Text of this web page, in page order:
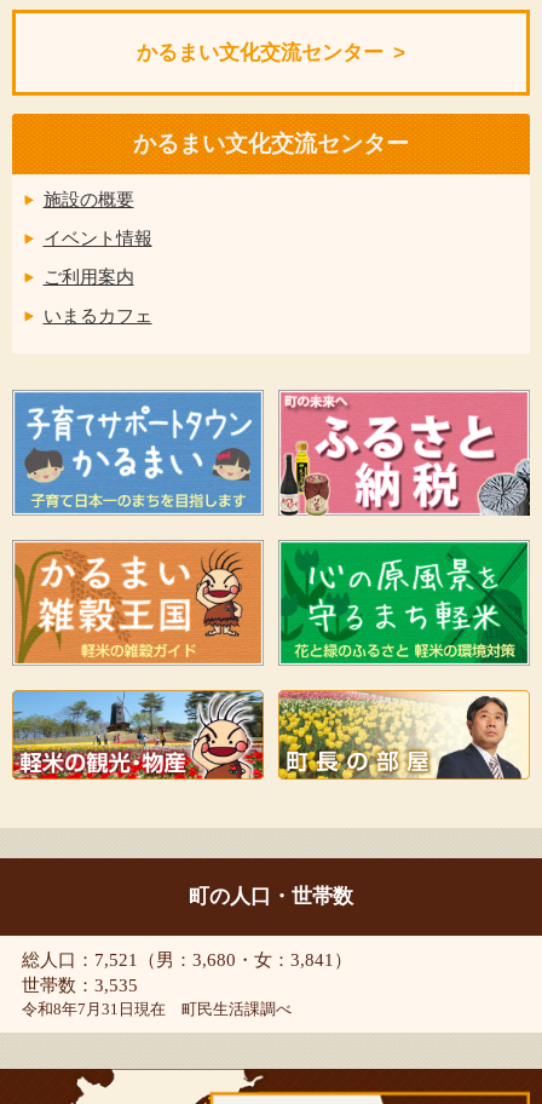
かるまい文化交流センター
かるまい文化交流センター
施設の概要
イベント情報
ご利用案内
いまるカフェ
町の人口・世帯数
総人口：7,521（男：3,680・女：3,841）
世帯数：3,535
令和8年7月31日現在 町民生活課調べ